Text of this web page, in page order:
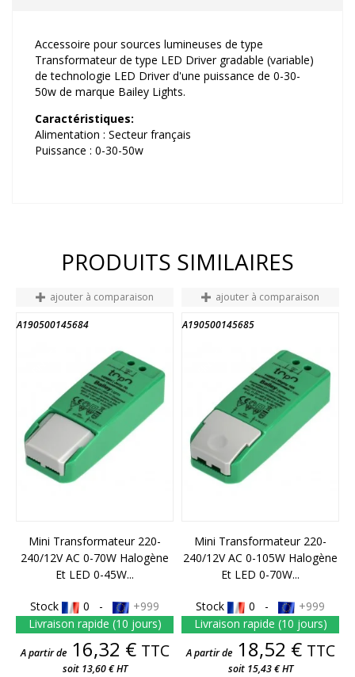
Accessoire pour sources lumineuses de type
Transformateur de type LED Driver gradable (variable)
de technologie LED Driver d'une puissance de 0-30-
50w de marque Bailey Lights.
Caractéristiques:
Alimentation : Secteur français
Puissance : 0-30-50w
PRODUITS SIMILAIRES
ajouter à comparaison
A190500145684
Mini Transformateur 220-
240/12V AC 0-70W Halogène
Et LED 0-45W...
Stock 0 -
+999
Livraison rapide (10 jours)
Prix
A partir de 16,32 € TTC
soit 13,60 € HT
ajouter à comparaison
A190500145685
Mini Transformateur 220-
240/12V AC 0-105W Halogène
Et LED 0-70W...
Stock 0 -
+999
Livraison rapide (10 jours)
Prix
A partir de 18,52 € TTC
soit 15,43 € HT